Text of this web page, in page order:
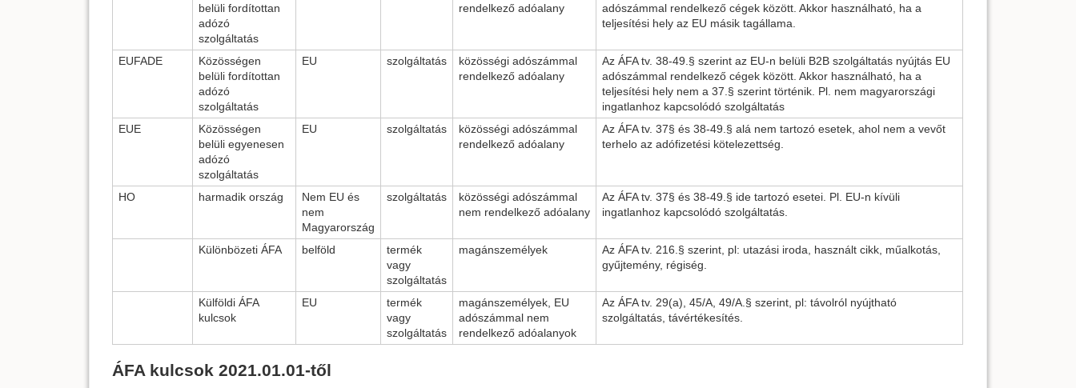
belüli fordítottan
adózó
szolgáltatás
rendelkező adóalany
adószámmal rendelkező cégek között. Akkor használható, ha a
teljesítési hely az EU másik tagállama.
EUFADE
Közösségen
belüli fordítottan
adózó
szolgáltatás
EU szolgáltatás
közösségi adószámmal
rendelkező adóalany
Az ÁFA tv. 38-49.§ szerint az EU-n belüli B2B szolgáltatás nyújtás EU
adószámmal rendelkező cégek között. Akkor használható, ha a
teljesítési hely nem a 37.§ szerint történik. Pl. nem magyarországi
ingatlanhoz kapcsolódó szolgáltatás
EUE
Közösségen
belüli egyenesen
adózó
szolgáltatás
EU szolgáltatás
közösségi adószámmal
rendelkező adóalany
Az ÁFA tv. 37§ és 38-49.§ alá nem tartozó esetek, ahol nem a vevőt
terhelo az adófizetési kötelezettség.
HO harmadik ország
Nem EU és
nem
Magyarország
szolgáltatás
közösségi adószámmal
nem rendelkező adóalany
Az ÁFA tv. 37§ és 38-49.§ ide tartozó esetei. Pl. EU-n kívüli
ingatlanhoz kapcsolódó szolgáltatás.
Különbözeti ÁFA belföld
termék
vagy
szolgáltatás
magánszemélyek
Az ÁFA tv. 216.§ szerint, pl: utazási iroda, használt cikk, műalkotás,
gyűjtemény, régiség.
Külföldi ÁFA
kulcsok
EU
termék
vagy
szolgáltatás
magánszemélyek, EU
adószámmal nem
rendelkező adóalanyok
Az ÁFA tv. 29(a), 45/A, 49/A.§ szerint, pl: távolról nyújtható
szolgáltatás, távértékesítés.
ÁFA kulcsok 2021.01.01-től